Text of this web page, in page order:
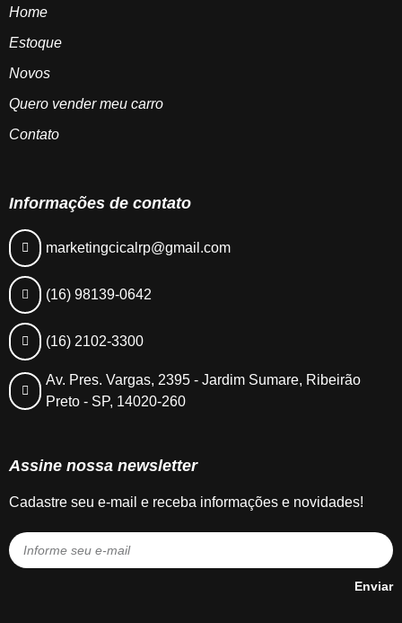
Home
Estoque
Novos
Quero vender meu carro
Contato
Informações de contato
marketingcicalrp@gmail.com
(16) 98139-0642
(16) 2102-3300
Av. Pres. Vargas, 2395 - Jardim Sumare, Ribeirão
Preto - SP, 14020-260
Assine nossa newsletter
Cadastre seu e-mail e receba informações e novidades!
Enviar